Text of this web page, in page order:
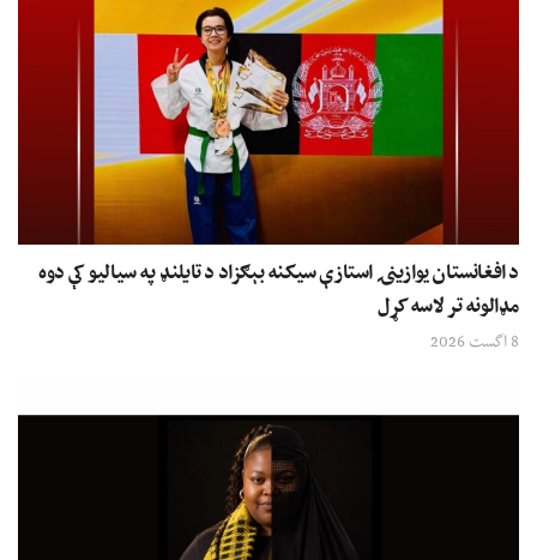
د افغانستان یوازینۍ استازې سیکنه بېګزاد د تایلنډ په سیالیو کې دوه
مډالونه تر لاسه کړل
8 اگست 2026